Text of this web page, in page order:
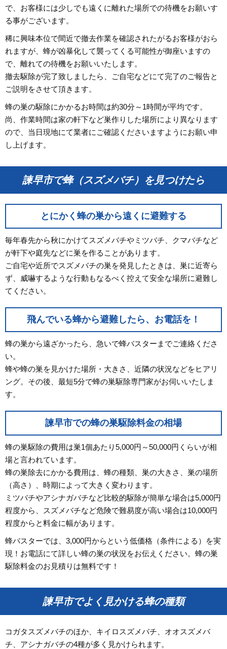
で、お客様には少しでも遠くに離れた場所での待機をお願いす
る事がございます。
稀に興味本位で間近で撤去作業を確認されたがるお客様がおら
れますが、蜂が凶暴化して襲ってくる可能性が御座いますの
で、離れての待機をお願いいたします。
撤去駆除が完了致しましたら、ご自宅などにて完了のご報告と
ご説明をさせて頂きます。
蜂の巣の駆除にかかるお時間は約30分～1時間が平均です。
尚、作業時間は家の軒下など巣作りした場所により異なります
ので、当日現地にて業者にご確認くださいますようにお願い申
し上げます。
諫早市で蜂（スズメバチ）を見つけたら
とにかく蜂の巣から遠くに避難する
毎年春先から秋にかけてスズメバチやミツバチ、クマバチなど
が軒下や庭先などに巣を作ることがあります。
ご自宅や近所でスズメバチの巣を発見したときは、巣に近寄ら
ず、威嚇するような行動もなるべく控えて安全な場所に避難し
てください。
飛んでいる蜂から避難したら、お電話を！
蜂の巣から遠ざかったら、急いで蜂バスターまでご連絡くださ
い。
蜂や蜂の巣を見かけた場所・大きさ、近隣の状況などをヒアリ
ング。その後、最短5分で蜂の巣駆除専門家がお伺いいたしま
す。
諫早市での蜂の巣駆除料金の相場
蜂の巣駆除の費用は巣1個あたり5,000円～50,000円くらいが相
場と言われています。
蜂の巣除去にかかる費用は、蜂の種類、巣の大きさ、巣の場所
（高さ）、時期によって大きく変わります。
ミツバチやアシナガバチなど比較的駆除が簡単な場合は5,000円
程度から、スズメバチなど危険で難易度が高い場合は10,000円
程度からと料金に幅があります。
蜂バスターでは、3,000円からという低価格（条件による）を実
現！お電話にて詳しい蜂の巣の状況をお伝えください。蜂の巣
駆除料金のお見積りは無料です！
諫早市でよく見かける蜂の種類
コガタスズメバチのほか、キイロスズメバチ、オオスズメバ
チ、アシナガバチの4種が多く見かけられます。